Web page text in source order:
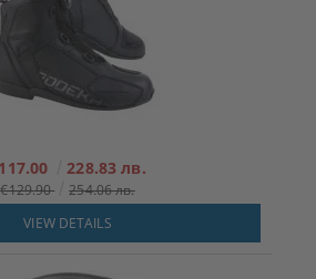
228.83 лв.
€129.90
254.06 лв.
VIEW DETAILS